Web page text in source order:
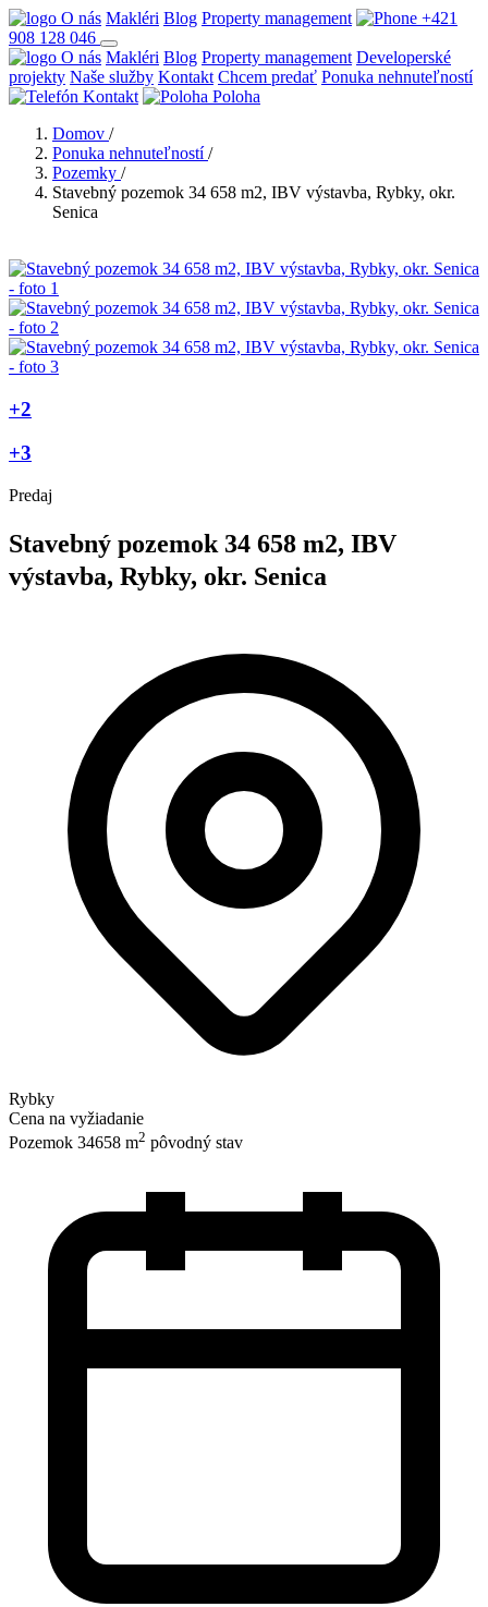
O nás Makléri Blog Property management
+421
908 128 046
O nás Makléri Blog Property management Developerské
projekty Naše služby Kontakt Chcem predať Ponuka nehnuteľností
Kontakt
Poloha
Domov /
Ponuka nehnuteľností /
Pozemky /
Stavebný pozemok 34 658 m2, IBV výstavba, Rybky, okr.
Senica
+2
+3
Predaj
Stavebný pozemok 34 658 m2, IBV
výstavba, Rybky, okr. Senica
Rybky
Cena na vyžiadanie
Pozemok 34658 m2 pôvodný stav